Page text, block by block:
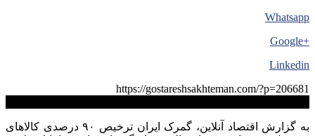
Whatsapp
+Google
Linkedin
https://gostareshsakhteman.com/?p=206681
به گزارش اقتصاد آنلاین، گمرک ایران ترخیص ۹۰ درصدی کالاهای